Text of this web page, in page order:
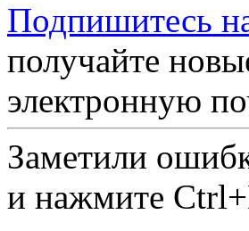
Подпишитесь
получайте
электронную
Заметили
и нажмите